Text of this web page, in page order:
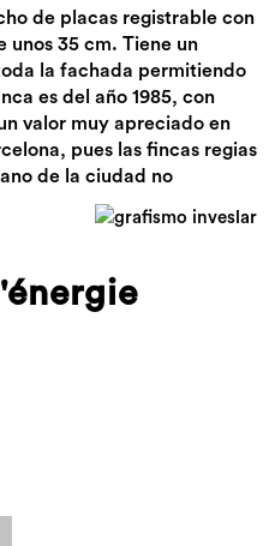
de placas registrable con
unos 35 cm. Tiene un
la fachada permitiendo
es del año 1985, con
valor muy apreciado en
pues las fincas regias
de la ciudad no